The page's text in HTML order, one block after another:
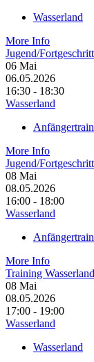
Wasserland
More Info
Jugend/
06 Mai
06.05.2026
16:30 - 18:30
Wasserland
More Info
Jugend/
08 Mai
08.05.2026
16:00 - 18:00
Wasserland
More Info
Training Wasserland
08 Mai
08.05.2026
17:00 - 19:00
Wasserland
Wasserland